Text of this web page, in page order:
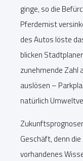
ginge, so die
Pferdemist
des Autos löste
blicken
zunehmende Zahl
auslösen –
natürlich
Geschäft, denn
vorhandenes